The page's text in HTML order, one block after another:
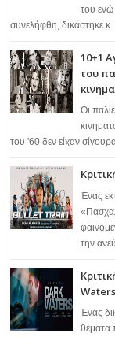
του ενώ
συνελήφθη, δικάστηκε κ...
10+1
του
Οι
του '60 δεν είχαν
Ένας
την
Ένας
θέματα